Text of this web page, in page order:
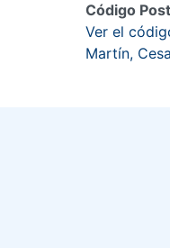
Código
Ver el
Martín,